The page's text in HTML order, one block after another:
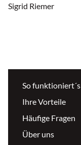
So funktioniert´s
Ihre Vorteile
Häufige Fragen
Über uns
Sigrid Riemer